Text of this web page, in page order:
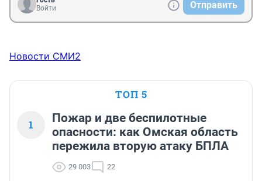
Войти
Отправить
Новости СМИ2
ТОП 5
1
Пожар и две беспилотные
опасности: как Омская область
пережила вторую атаку БПЛА
29 003 22